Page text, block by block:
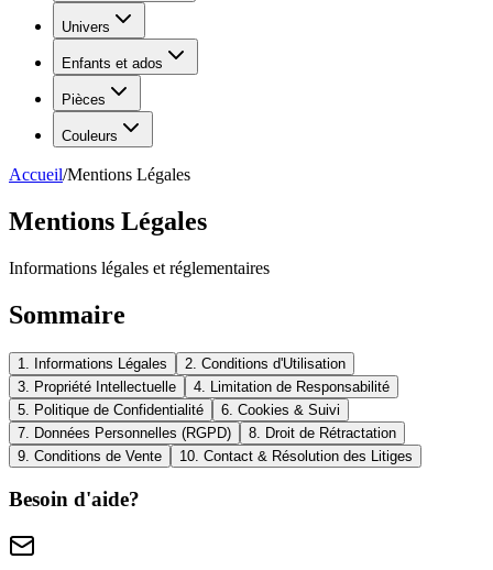
Univers
Enfants et ados
Pièces
Couleurs
Accueil/Mentions Légales
Mentions Légales
Informations légales et réglementaires
Sommaire
1. Informations Légales
2. Conditions d'Utilisation
3. Propriété Intellectuelle
4. Limitation de Responsabilité
5. Politique de Confidentialité
6. Cookies & Suivi
7. Données Personnelles (RGPD)
8. Droit de Rétractation
9. Conditions de Vente
10. Contact & Résolution des Litiges
Besoin d'aide?